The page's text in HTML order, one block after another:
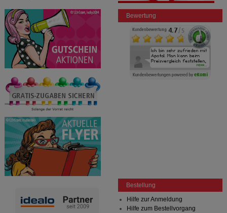
Bewertung
Bestellung
Hilfe zur Anmeldung
Hilfe zum Bestellvorgang